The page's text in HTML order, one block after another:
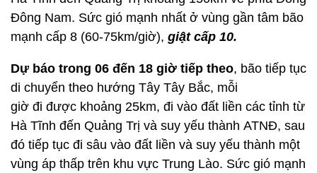
Đông Nam. Sức gió mạnh nhất ở vùng gần tâm bão
mạnh cấp 8 (60-75km/giờ), giật cấp 10.
Dự báo trong 06 đến 18 giờ tiếp theo, bão tiếp tục
di chuyển theo hướng Tây Tây Bắc, mỗi
giờ đi được khoảng 25km, đi vào đất liền các tỉnh từ
Hà Tĩnh đến Quảng Trị và suy yếu thành ATNĐ, sau
đó tiếp tục đi sâu vào đất liền và suy yếu thành một
vùng áp thấp trên khu vực Trung Lào. Sức gió mạnh